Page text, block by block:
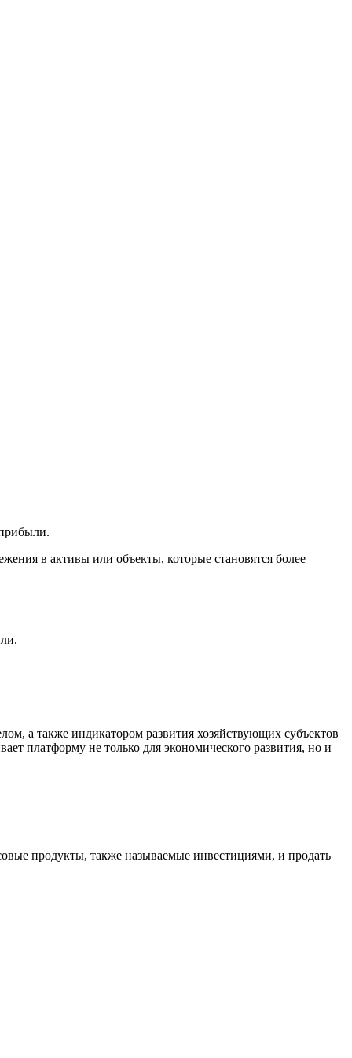
в активы или объекты, которые становятся более
а также индикатором развития хозяйствующих субъектов
платформу не только для экономического развития, но и
продукты, также называемые инвестициями, и продать